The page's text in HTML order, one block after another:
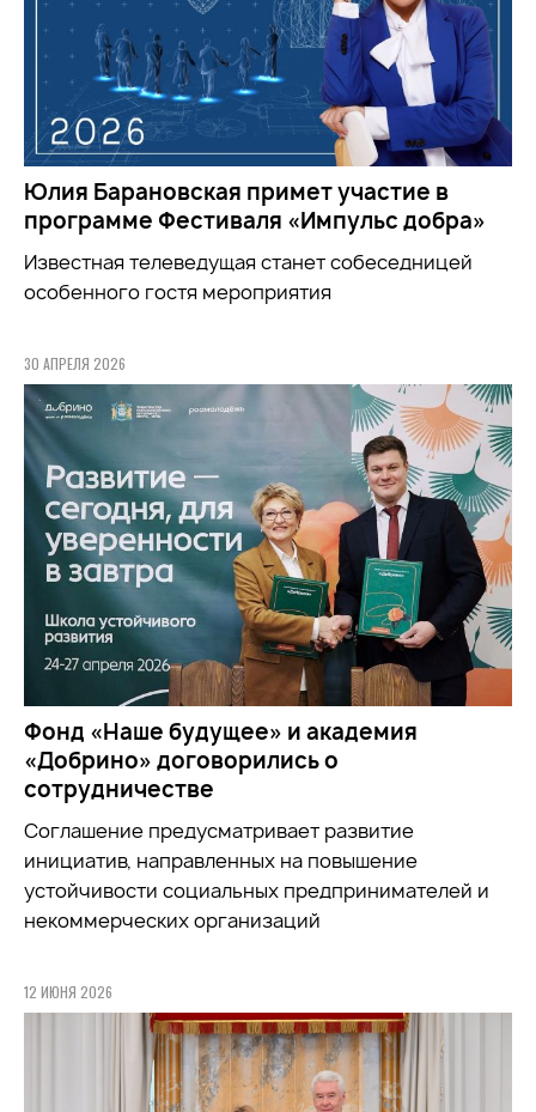
Юлия Барановская примет участие в
программе Фестиваля «Импульс добра»
Известная телеведущая станет собеседницей
особенного гостя мероприятия
30 АПРЕЛЯ 2026
Фонд «Наше будущее» и академия
«Добрино» договорились о
сотрудничестве
Соглашение предусматривает развитие
инициатив, направленных на повышение
устойчивости социальных предпринимателей и
некоммерческих организаций
12 ИЮНЯ 2026